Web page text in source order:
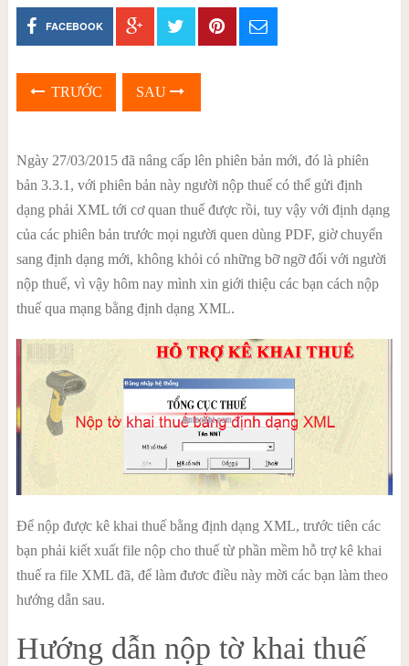
FACEBOOK
TRƯỚC SAU
Ngày 27/03/2015đã nâng cấp lên phiên bản mới, đó là phiên
bản 3.3.1, với phiên bản này người nộp thuế có thể gửi định
dạng phải XML tới cơ quan thuế được rồi, tuy vậy với định dạng
của các phiên bản trước mọi người quen dùng PDF, giờ chuyển
sang định dạng mới, không khỏi có những bỡ ngỡ đối với người
nộp thuế, vì vậy hôm nay mình xin giới thiệu các bạn cách nộp
thuế qua mạng bằng định dạng XML.
Để nộp được kê khai thuế bằng định dạng XML, trước tiên các
bạn phải kiết xuất file nộp cho thuế từ phần mềm hỗ trợ kê khai
thuế ra file XML đã, để làm đươc điều này mời các bạn làm theo
hướng dẫn sau.
Hướng dẫn nộp tờ khai thuế